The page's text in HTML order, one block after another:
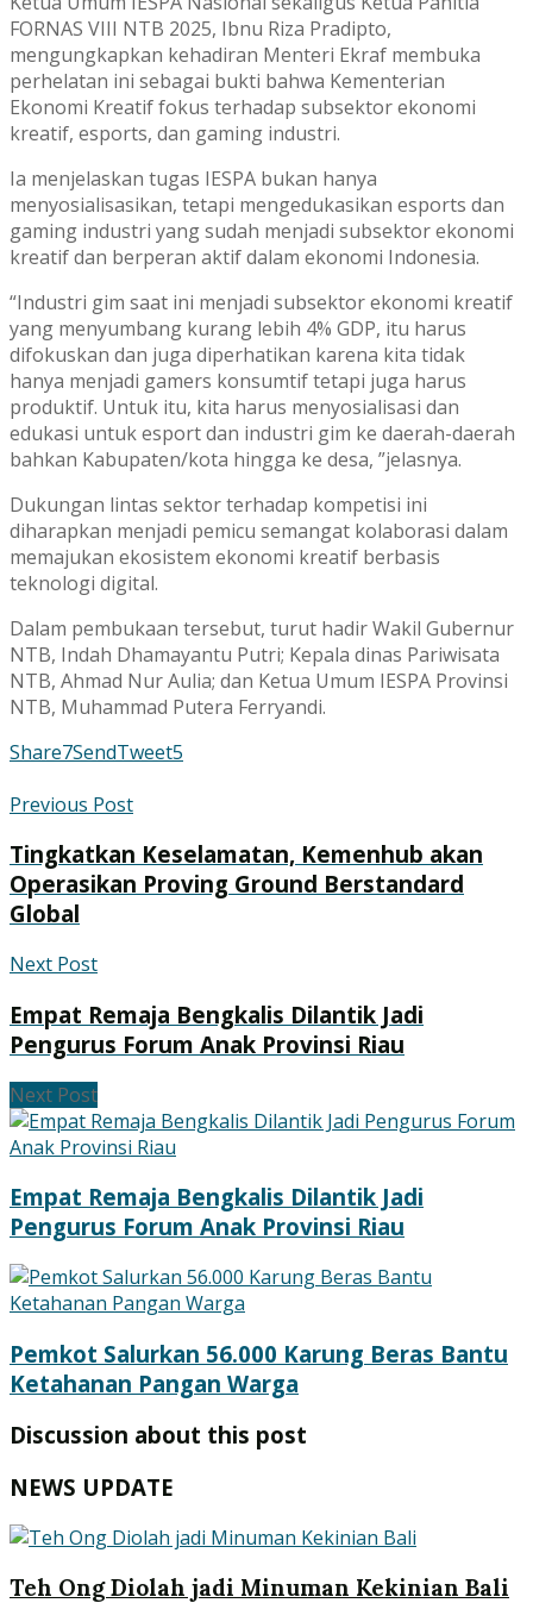
FORNAS VIII NTB 2025, Ibnu Riza Pradipto,
mengungkapkan kehadiran Menteri Ekraf membuka
perhelatan ini sebagai bukti bahwa Kementerian
Ekonomi Kreatif fokus terhadap subsektor ekonomi
kreatif, esports, dan gaming industri.
Ia menjelaskan tugas IESPA bukan hanya
menyosialisasikan, tetapi mengedukasikan esports dan
gaming industri yang sudah menjadi subsektor ekonomi
kreatif dan berperan aktif dalam ekonomi Indonesia.
“Industri gim saat ini menjadi subsektor ekonomi kreatif
yang menyumbang kurang lebih 4% GDP, itu harus
difokuskan dan juga diperhatikan karena kita tidak
hanya menjadi gamers konsumtif tetapi juga harus
produktif. Untuk itu, kita harus menyosialisasi dan
edukasi untuk esport dan industri gim ke daerah-daerah
bahkan Kabupaten/kota hingga ke desa, ”jelasnya.
Dukungan lintas sektor terhadap kompetisi ini
diharapkan menjadi pemicu semangat kolaborasi dalam
memajukan ekosistem ekonomi kreatif berbasis
teknologi digital.
Dalam pembukaan tersebut, turut hadir Wakil Gubernur
NTB, Indah Dhamayantu Putri; Kepala dinas Pariwisata
NTB, Ahmad Nur Aulia; dan Ketua Umum IESPA Provinsi
NTB, Muhammad Putera Ferryandi.
Share7SendTweet5
Previous Post
Tingkatkan Keselamatan, Kemenhub akan
Operasikan Proving Ground Berstandard
Global
Next Post
Empat Remaja Bengkalis Dilantik Jadi
Pengurus Forum Anak Provinsi Riau
Next Post
Empat Remaja Bengkalis Dilantik Jadi
Pengurus Forum Anak Provinsi Riau
Pemkot Salurkan 56.000 Karung Beras Bantu
Ketahanan Pangan Warga
Discussion about this post
NEWS UPDATE
Teh Ong Diolah jadi Minuman Kekinian Bali